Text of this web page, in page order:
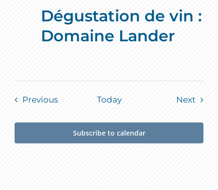
Dégustation de vin :
Domaine Lander
PreviousEvents Today Next
Subscribe to calendar